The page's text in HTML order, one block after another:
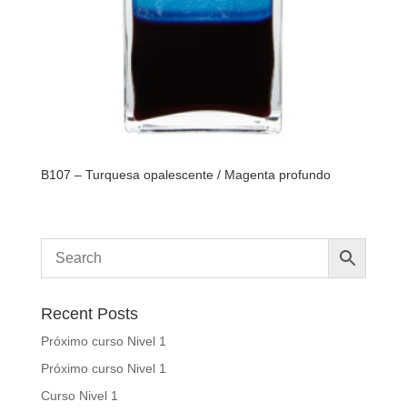
B107 – Turquesa opalescente / Magenta profundo
Recent Posts
Próximo curso Nivel 1
Próximo curso Nivel 1
Curso Nivel 1